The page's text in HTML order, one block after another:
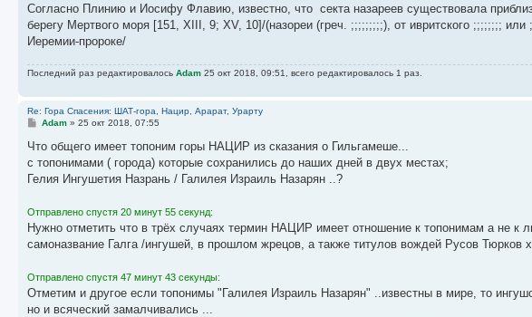
Согласно Плинию и Иосифу Флавию, известно, что секта назареев существовала
берегу Мертвого моря [151, XIII, 9; XV, 10]/(назореи (греч. ;;;;;;;;;), от ивритского ;;;;;;;;
Иеремии-пророке/
Последний раз редактировалось Adam 25 окт 2018, 09:51, всего редактировалось 1 раз.
Re: Гора Спасения: ШАТ-гора, Нацир, Арарат, Урарту
С
о
щ
е
е
Adam» 25 окт 2018, 07:55
Что общего имеет топоним горы НАЦИР из сказания о Гильгамеше...
с топонимами ( города) которые сохранились до наших дней в двух местах;
Гелия Ингушетия Назрань / Галилея Израиль Назарян ..?
Отправлено спустя 20 минут 55 секунд:
Нужно отметить что в трёх случаях термин НАЦИР имеет отношение к топонимам а не к
самоназвание Галга /ингушей, в прошлом жрецов, а также титулов вождей Русов Тюрков
Отправлено спустя 47 минут 43 секунды:
Отметим и другое если топонимы "Галилея Израиль Назарян" ..известны в мире, то
но и всяческий замалчивались ...